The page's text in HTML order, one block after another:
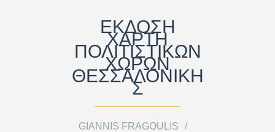
ΕΚΔΟΣΗ
ΧΑΡΤΗ
ΠΟΛΙΤΙΣΤΙΚΩΝ
ΧΩΡΩΝ
ΘΕΣΣΑΛΟΝΙΚΗ
Σ
GIANNIS FRAGOULIS